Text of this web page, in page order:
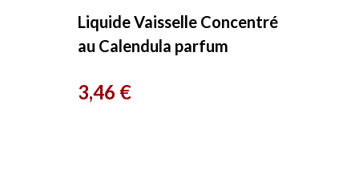
Liquide Vaisselle Concentré
au Calendula parfum
Prix
3,46 €